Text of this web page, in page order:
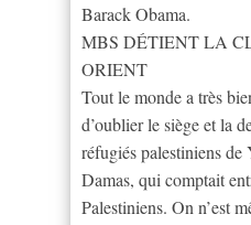
Barack Obama.
MBS DÉTIENT LA
ORIENT
Tout le monde a très
d’oublier le siège et la
réfugiés palestiniens de
Damas, qui comptait
Palestiniens. On n’est